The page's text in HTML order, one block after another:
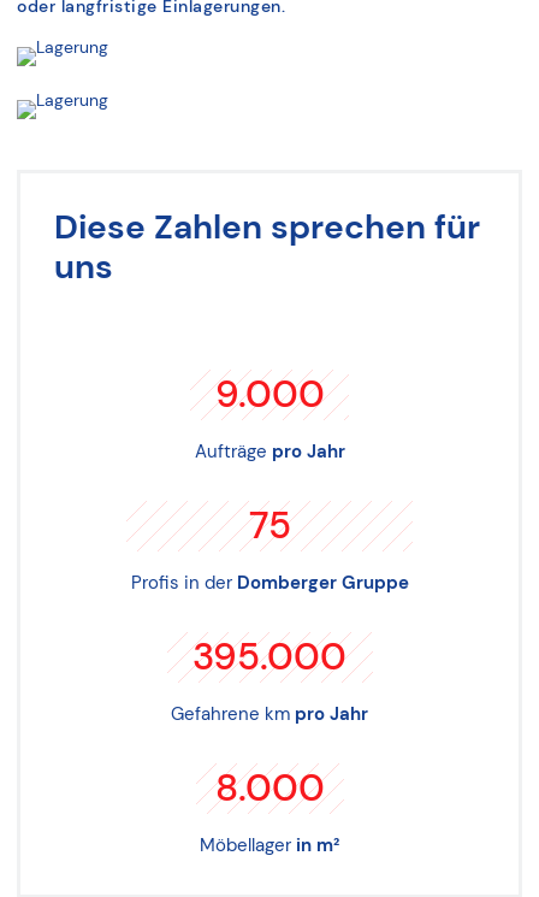
oder langfristige Einlagerungen.
Diese Zahlen sprechen für
uns
9.000
Aufträge pro Jahr
75
Profis in der Domberger Gruppe
395.000
Gefahrene km pro Jahr
8.000
Möbellager in m²